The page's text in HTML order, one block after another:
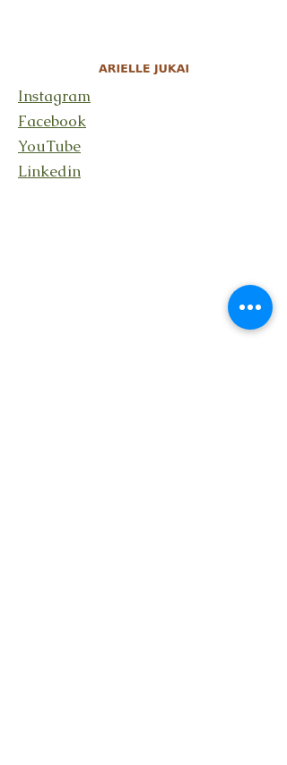
Instagram
Facebook
YouTube
Linkedin